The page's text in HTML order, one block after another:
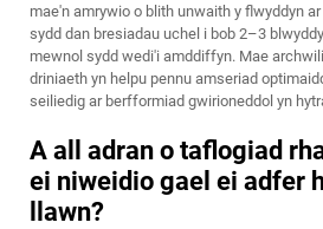
mae'n amrywio o blith unwaith y flwyddyn
sydd dan bresiadau uchel i bob 2–3
mewnol sydd wedi'i amddiffyn. Mae
driniaeth yn helpu pennu amseriad
seiliedig ar berfformiad gwirioneddol yn
A all adran o taflogiad
ei niweidio gael ei adfer
llawn?